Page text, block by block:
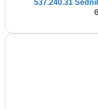
537.240.31